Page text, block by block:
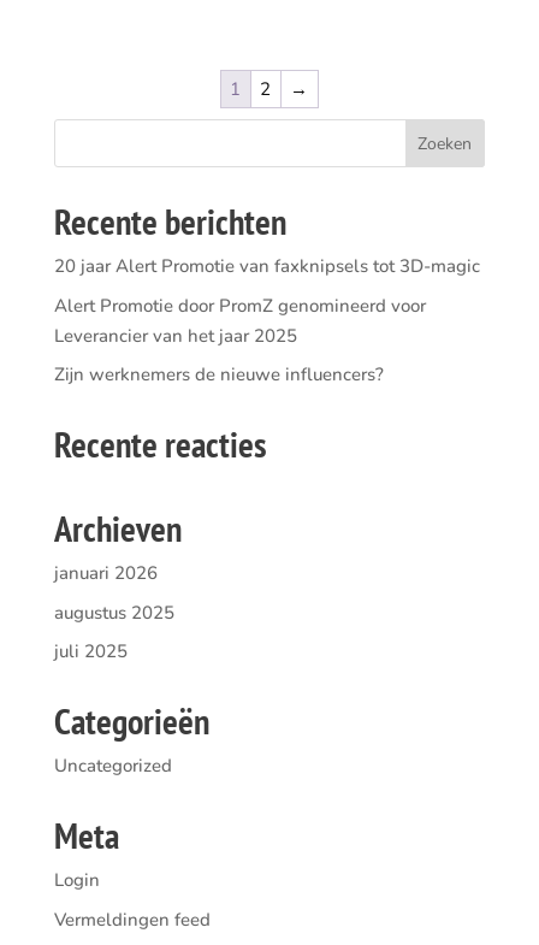
1 2 →
Recente berichten
20 jaar Alert Promotie van faxknipsels tot 3D-magic
Alert Promotie door PromZ genomineerd voor
Leverancier van het jaar 2025
Zijn werknemers de nieuwe influencers?
Recente reacties
Archieven
januari 2026
augustus 2025
juli 2025
Categorieën
Uncategorized
Meta
Login
Vermeldingen feed